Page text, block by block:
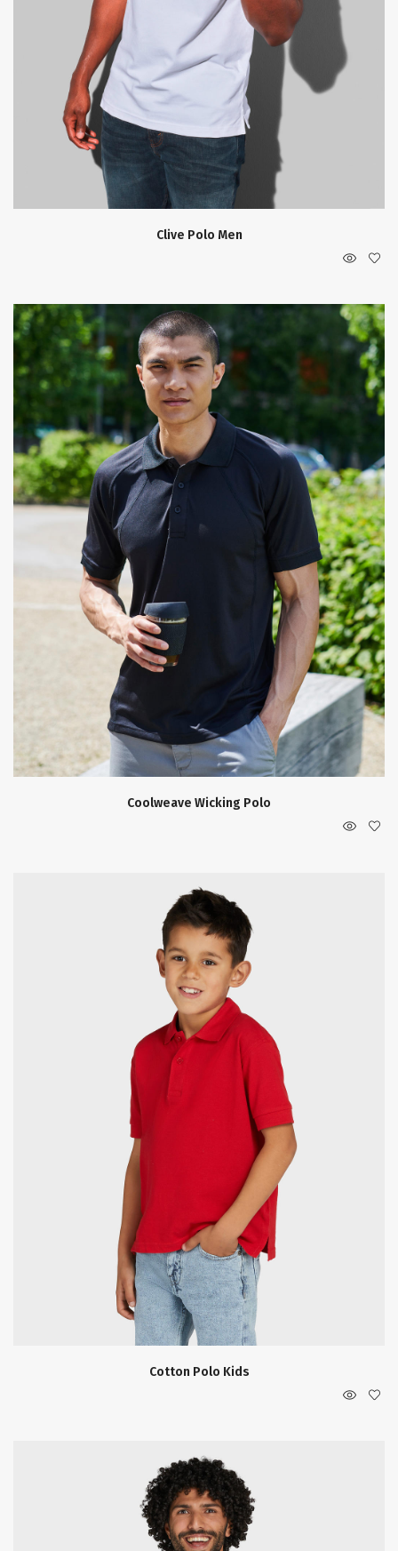
Clive Polo Men
Coolweave Wicking Polo
Cotton Polo Kids